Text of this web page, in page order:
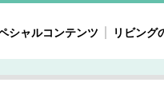
シャルコンテンツ
る 注目ターゲッ
リビング